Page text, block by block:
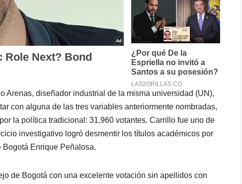
Arenas, diseñador industrial de la misma universidad (UN),
con alguna de las tres variables anteriormente nombradas,
la política tradicional: 31.960 votantes. Carrillo fue uno de
investigativo logró desmentir los títulos académicos por
Bogotá Enrique Peñalosa.
de Bogotá con una excelente votación sin apellidos con